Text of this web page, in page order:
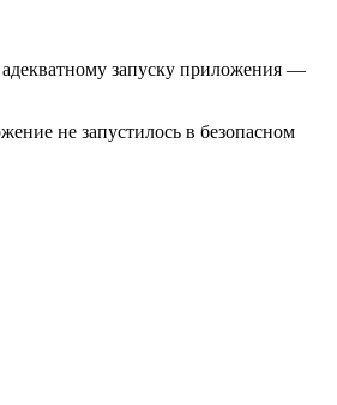
запуску приложения —
не запустилось в безопасном